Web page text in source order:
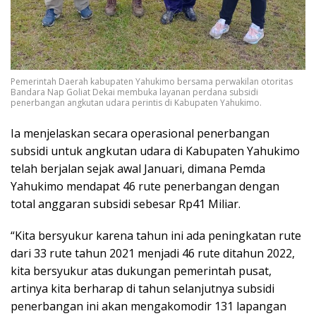
Pemerintah Daerah kabupaten Yahukimo bersama perwakilan otoritas
Bandara Nap Goliat Dekai membuka layanan perdana subsidi
penerbangan angkutan udara perintis di Kabupaten Yahukimo.
Ia menjelaskan secara operasional penerbangan
subsidi untuk angkutan udara di Kabupaten Yahukimo
telah berjalan sejak awal Januari, dimana Pemda
Yahukimo mendapat 46 rute penerbangan dengan
total anggaran subsidi sebesar Rp41 Miliar.
“Kita bersyukur karena tahun ini ada peningkatan rute
dari 33 rute tahun 2021 menjadi 46 rute ditahun 2022,
kita bersyukur atas dukungan pemerintah pusat,
artinya kita berharap di tahun selanjutnya subsidi
penerbangan ini akan mengakomodir 131 lapangan